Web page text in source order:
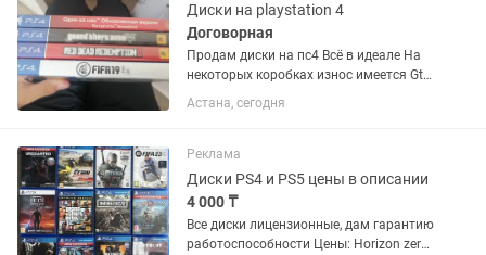
Диски на playstation 4
Договорная
Продам диски на пс4 Всё в идеале На
некоторых коробках износ имеется Gta
5-9000 Rdr2-11000 Fifa 19-5000 The last
of us 1-8000 Торг Писать на
Астана, сегодня
Реклама
Диски PS4 и PS5 цены в описании
4 000 ₸
Все диски лицензионные, дам гарантию
работоспособности Цены: Horizon zero